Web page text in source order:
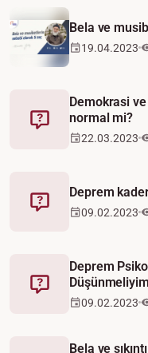
Video
Bela ve
19.04.2023
Fetva
Demokrasi
normal mi?
22.03.2023
Fetva
Deprem
09.02.2023
Fetva
Deprem
09.02.2023
Bela ve